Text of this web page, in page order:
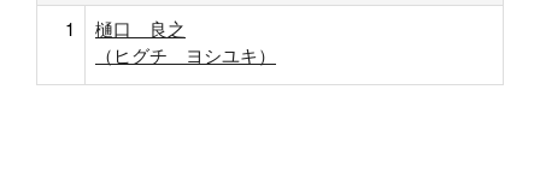
1
樋口 良之
（ヒグチ ヨシユキ）